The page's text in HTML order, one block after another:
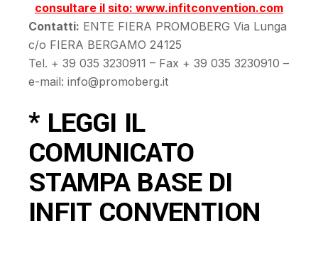
consultare il sito: www.infitconvention.com
Contatti: ENTE FIERA PROMOBERG Via Lunga
c/o FIERA BERGAMO 24125
Tel. + 39 035 3230911 – Fax + 39 035 3230910 –
e-mail: info@promoberg.it
* LEGGI IL
COMUNICATO
STAMPA BASE DI
INFIT CONVENTION